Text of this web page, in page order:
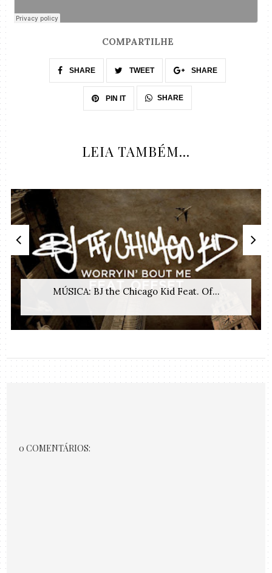
COMPARTILHE
SHARE TWEET SHARE
PIN IT SHARE
LEIA TAMBÉM...
MÚSICA: BJ the Chicago Kid Feat. Of...
0 COMENTÁRIOS: